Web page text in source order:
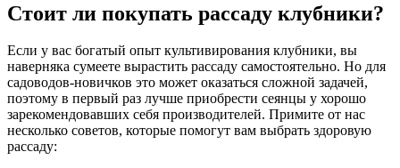
Стоит ли покупать рассаду клубники?
Если у вас богатый опыт культивирования клубники, вы
наверняка сумеете вырастить рассаду самостоятельно. Но для
садоводов-новичков это может оказаться сложной задачей,
поэтому в первый раз лучше приобрести сеянцы у хорошо
зарекомендовавших себя производителей. Примите от нас
несколько советов, которые помогут вам выбрать здоровую
рассаду: